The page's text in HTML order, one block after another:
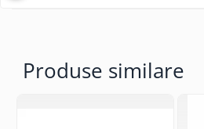
Produse similare